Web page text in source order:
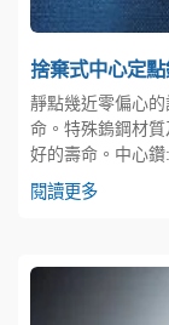
捨棄式中心定
靜點幾近零偏心
命。特殊鎢鋼材
好的壽命。中心鑽
閱讀更多